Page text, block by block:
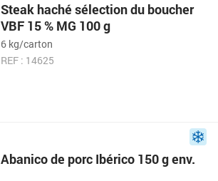
Steak haché sélection du boucher
VBF 15 % MG 100 g
6 kg/carton
REF : 14625
Abanico de porc Ibérico 150 g env.